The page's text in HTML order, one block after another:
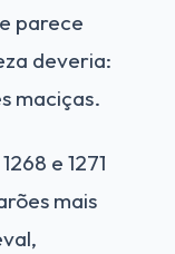
parece
deveria:
maciças.
e 1271
mais